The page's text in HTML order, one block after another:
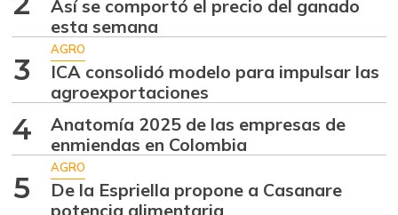
Aguacate
07/25/2026
$ 8.366,30
-1,18%
Ahuyama
07/25/2026
$ 1.634,56
-0,51%
07/25/2026 +7,50%
Así se comportó el precio del ganado
esta semana
3
AGRO
ICA consolidó modelo para impulsar las
agroexportaciones
4
Anatomía 2025 de las empresas de
enmiendas en Colombia
5
AGRO
De la Espriella propone a Casanare
potencia alimentaria